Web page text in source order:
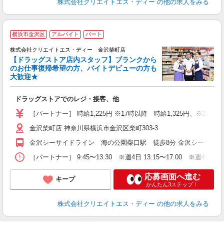
株式会社クリエイトエス・ディー の他の求人をみる
横浜市金沢区 アルバイト パート
株式会社クリエイトエス・ディー 金沢柴町店
【ドラッグストア店内スタッフ】ブランクから
のお仕事復帰希望の方、バイトデビューの方も
大歓迎★
ドラッグストアでのレジ・接客、他
［パートナー］ 時給1,225円 ※17時以降 時給1,325円、※20時
金沢柴町店 神奈川県横浜市金沢区柴町303-3
金沢シーサイドライン 海の公園柴口駅 徒歩8分 金沢シーサ
［パートナー］ 9:45〜13:30 ※週4日 13:15〜17:00 ※週4日
キープ 応募画面へ進む
かんたん3ステップ！
株式会社クリエイトエス・ディー の他の求人をみる